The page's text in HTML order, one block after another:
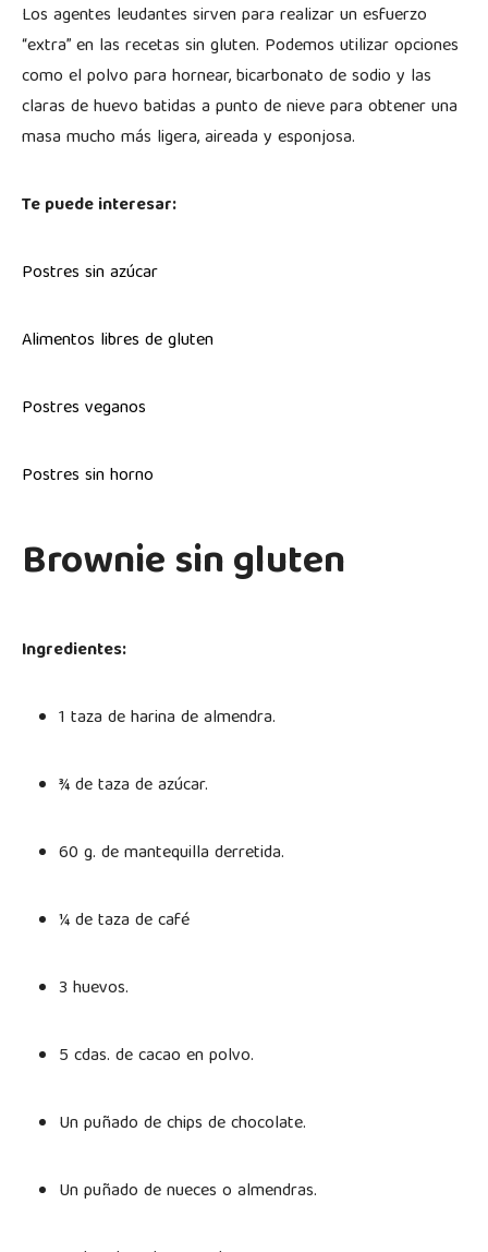
Los agentes leudantes sirven para realizar un esfuerzo
“extra” en las recetas sin gluten. Podemos utilizar opciones
como el polvo para hornear, bicarbonato de sodio y las
claras de huevo batidas a punto de nieve para obtener una
masa mucho más ligera, aireada y esponjosa.
Te puede interesar:
Postres sin azúcar
Alimentos libres de gluten
Postres veganos
Postres sin horno
Brownie sin gluten
Ingredientes:
1 taza de harina de almendra.
¾ de taza de azúcar.
60 g. de mantequilla derretida.
¼ de taza de café
3 huevos.
5 cdas. de cacao en polvo.
Un puñado de chips de chocolate.
Un puñado de nueces o almendras.